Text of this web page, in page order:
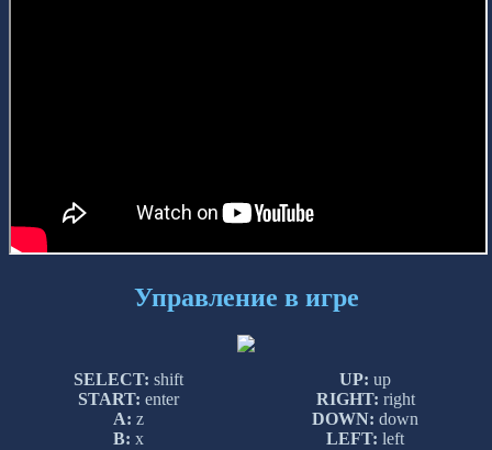
Управление в игре
SELECT: shift
START: enter
A: z
B: x
UP: up
RIGHT: right
DOWN: down
LEFT: left